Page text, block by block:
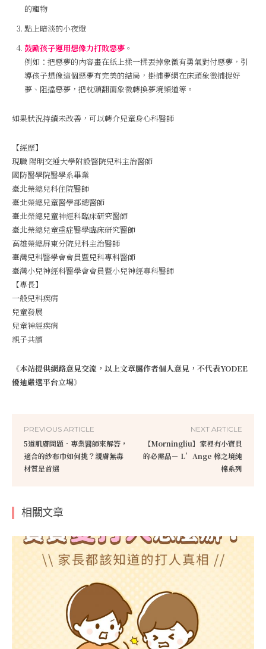
的寵物
點上暗淡的小夜燈
鼓勵孩子運用想像力打敗惡夢 。
例如：把惡夢的內容畫在紙上揉一揉丟掉象徵有勇氣對付惡夢，引
導孩子想像這個惡夢有完美的結局，掛捕夢網在床頭象徵捕捉好
夢、阻擋惡夢，把枕頭翻面象徵轉換夢境頻道等。
如果狀況持續未改善，可以轉介兒童身心科醫師
【經歷】
現職 陽明交通大學附設醫院兒科主治醫師
國防醫學院醫學系畢業
臺北榮總兒科住院醫師
臺北榮總兒童醫學部總醫師
臺北榮總兒童神經科臨床研究醫師
臺北榮總兒童重症醫學臨床研究醫師
高雄榮總屏東分院兒科主治醫師
臺灣兒科醫學會會員暨兒科專科醫師
臺灣小兒神經科醫學會會員暨小兒神經專科醫師
【專長】
一般兒科疾病
兒童發展
兒童神經疾病
親子共讀
《本站提供網路意見交流，以上文章屬作者個人意見，不代表YODEE
優迪嚴選平台立場》
PREVIOUS ARTICLE
5道肌膚問題．專業醫師來解答，
適合的紗布巾如何挑？親膚無毒
材質是首選
NEXT ARTICLE
【Morningliu】家裡有小寶貝
的必需品－ L’Ange 棉之境純
棉系列
相關文章